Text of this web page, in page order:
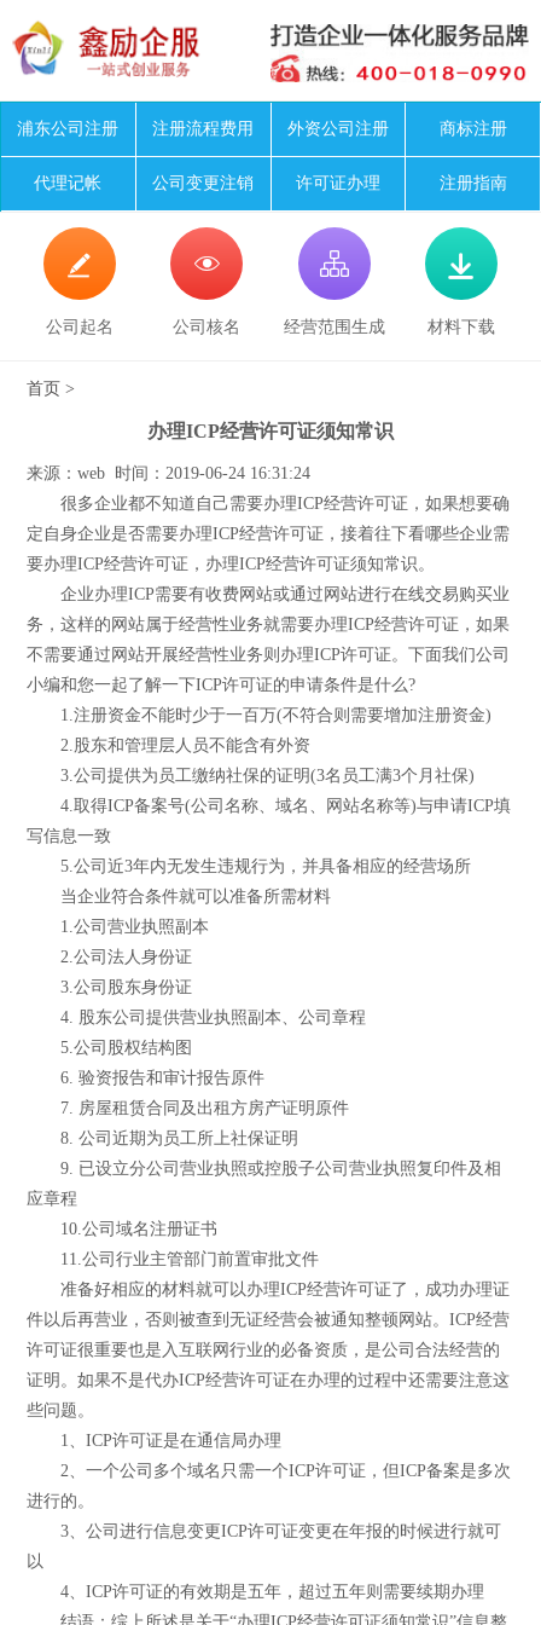
浦东公司注册 注册流程费用 外资公司注册 商标注册
代理记帐 公司变更注销 许可证办理 注册指南

公司起名

公司核名

经营范围生成

材料下载
首页 >
办理ICP经营许可证须知常识
来源：web 时间：2019-06-24 16:31:24
很多企业都不知道自己需要办理ICP经营许可证，如果想要确
定自身企业是否需要办理ICP经营许可证，接着往下看哪些企业需
要办理ICP经营许可证，办理ICP经营许可证须知常识。
企业办理ICP需要有收费网站或通过网站进行在线交易购买业
务，这样的网站属于经营性业务就需要办理ICP经营许可证，如果
不需要通过网站开展经营性业务则办理ICP许可证。下面我们公司
小编和您一起了解一下ICP许可证的申请条件是什么?
1.注册资金不能时少于一百万(不符合则需要增加注册资金)
2.股东和管理层人员不能含有外资
3.公司提供为员工缴纳社保的证明(3名员工满3个月社保)
4.取得ICP备案号(公司名称、域名、网站名称等)与申请ICP填
写信息一致
5.公司近3年内无发生违规行为，并具备相应的经营场所
当企业符合条件就可以准备所需材料
1.公司营业执照副本
2.公司法人身份证
3.公司股东身份证
4. 股东公司提供营业执照副本、公司章程
5.公司股权结构图
6. 验资报告和审计报告原件
7. 房屋租赁合同及出租方房产证明原件
8. 公司近期为员工所上社保证明
9. 已设立分公司营业执照或控股子公司营业执照复印件及相
应章程
10.公司域名注册证书
11.公司行业主管部门前置审批文件
准备好相应的材料就可以办理ICP经营许可证了，成功办理证
件以后再营业，否则被查到无证经营会被通知整顿网站。ICP经营
许可证很重要也是入互联网行业的必备资质，是公司合法经营的
证明。如果不是代办ICP经营许可证在办理的过程中还需要注意这
些问题。
1、ICP许可证是在通信局办理
2、一个公司多个域名只需一个ICP许可证，但ICP备案是多次
进行的。
3、公司进行信息变更ICP许可证变更在年报的时候进行就可
以
4、ICP许可证的有效期是五年，超过五年则需要续期办理